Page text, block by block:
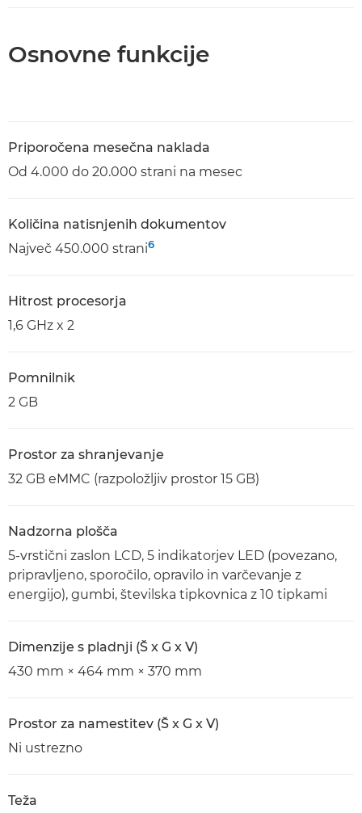
Osnovne funkcije
Priporočena mesečna naklada
Od 4.000 do 20.000 strani na mesec
Količina natisnjenih dokumentov
Največ 450.000 strani6
Hitrost procesorja
1,6 GHz x 2
Pomnilnik
2 GB
Prostor za shranjevanje
32 GB eMMC (razpoložljiv prostor 15 GB)
Nadzorna plošča
5-vrstični zaslon LCD, 5 indikatorjev LED (povezano,
pripravljeno, sporočilo, opravilo in varčevanje z
energijo), gumbi, številska tipkovnica z 10 tipkami
Dimenzije s pladnji (Š x G x V)
430 mm × 464 mm × 370 mm
Prostor za namestitev (Š x G x V)
Ni ustrezno
Teža